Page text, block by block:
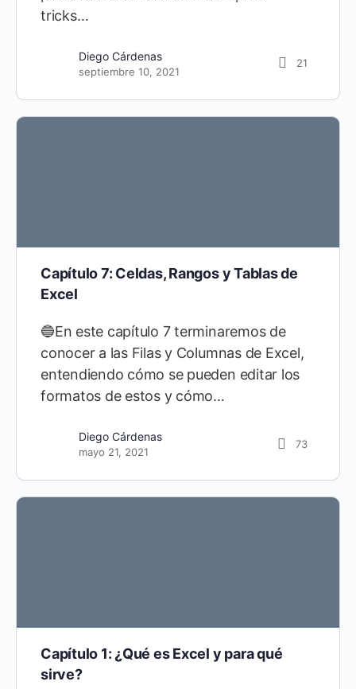
tricks…
Diego Cárdenas
septiembre 10, 2021
21
Capítulo 7: Celdas, Rangos y Tablas de
Excel
🔵En este capítulo 7 terminaremos de
conocer a las Filas y Columnas de Excel,
entendiendo cómo se pueden editar los
formatos de estos y cómo…
Diego Cárdenas
mayo 21, 2021
73
Capítulo 1: ¿Qué es Excel y para qué
sirve?